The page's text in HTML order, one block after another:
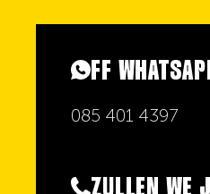
FF
085 401 4397